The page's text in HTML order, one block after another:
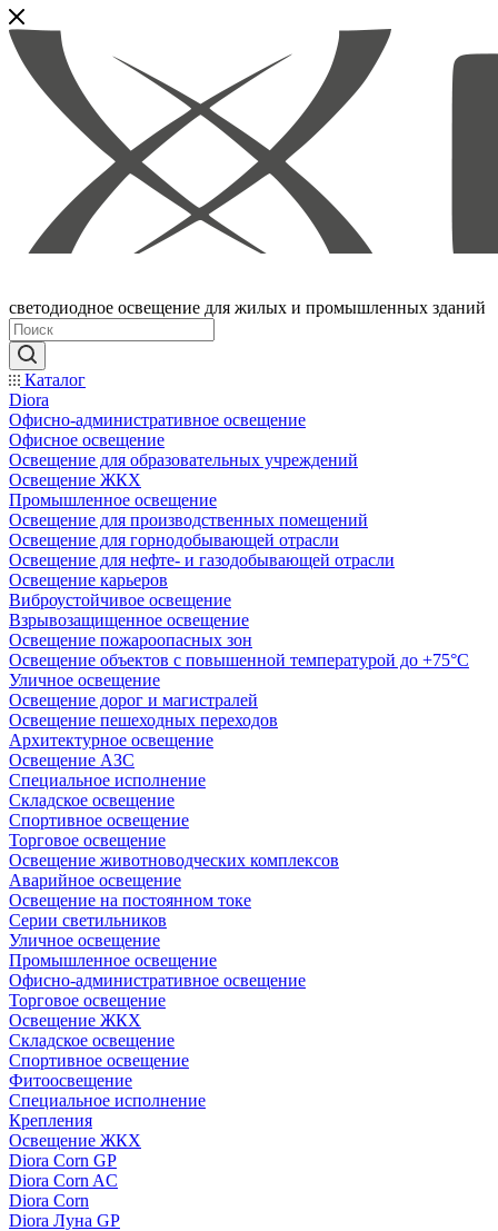
светодиодное освещение для жилых и промышленных зданий
Каталог
Diora
Офисно-административное освещение
Офисное освещение
Освещение для образовательных учреждений
Освещение ЖКХ
Промышленное освещение
Освещение для производственных помещений
Освещение для горнодобывающей отрасли
Освещение для нефте- и газодобывающей отрасли
Освещение карьеров
Виброустойчивое освещение
Взрывозащищенное освещение
Освещение пожароопасных зон
Освещение объектов с повышенной температурой до +75°C
Уличное освещение
Освещение дорог и магистралей
Освещение пешеходных переходов
Архитектурное освещение
Освещение АЗС
Специальное исполнение
Складское освещение
Спортивное освещение
Торговое освещение
Освещение животноводческих комплексов
Аварийное освещение
Освещение на постоянном токе
Серии светильников
Уличное освещение
Промышленное освещение
Офисно-административное освещение
Торговое освещение
Освещение ЖКХ
Складское освещение
Спортивное освещение
Фитоосвещение
Специальное исполнение
Крепления
Освещение ЖКХ
Diora Corn GP
Diora Corn AC
Diora Corn
Diora Луна GP